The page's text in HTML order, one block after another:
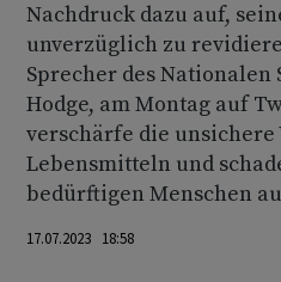
Nachdruck dazu auf,
unverzüglich zu
Sprecher des
Hodge, am Montag auf
verschärfe die unsichere
Lebensmitteln und
bedürftigen Menschen
17.07.2023 18:58